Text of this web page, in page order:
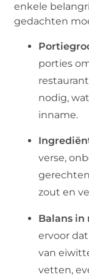
enkele
gedachten
porties
nodig,
inname.
verse,
zout en
Balans
ervoor
van
vetten,